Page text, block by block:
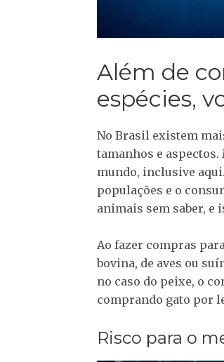
Além de
espécies,
No Brasil existem
tamanhos e aspectos.
mundo, inclusive
populações e o
animais sem saber, e
Ao fazer compras
bovina, de aves ou
no caso do peixe, o
comprando gato por
Risco para o